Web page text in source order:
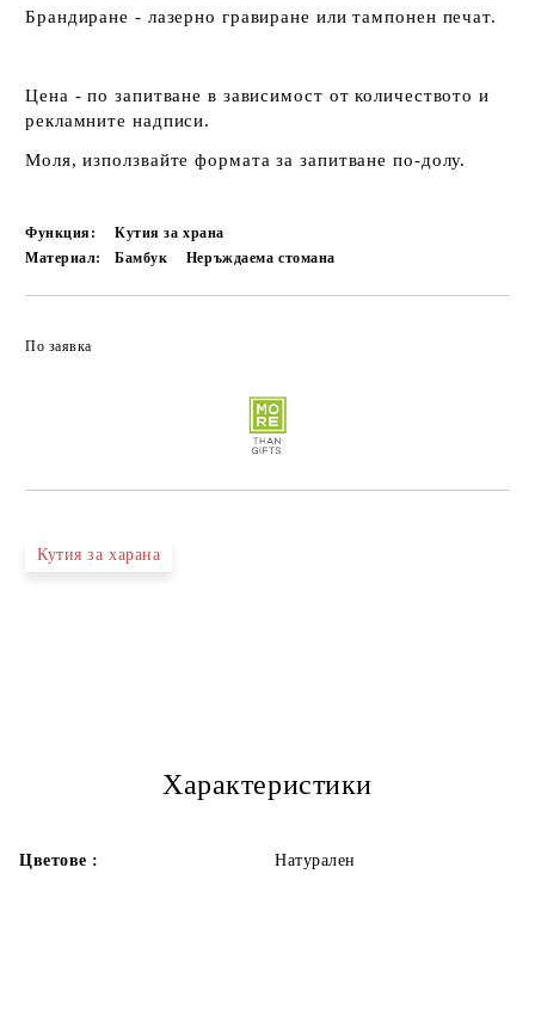
Брандиране - лазерно гравиране или тампонен печат.
Цена - по запитване в зависимост от количеството и
рекламните надписи.
Моля, използвайте формата за запитване по-долу.
Функция:
Кутия за храна
Материал:
Бамбук Неръждаема стомана
По заявка
Кутия за харана
Характеристики
Цветове : Натурален